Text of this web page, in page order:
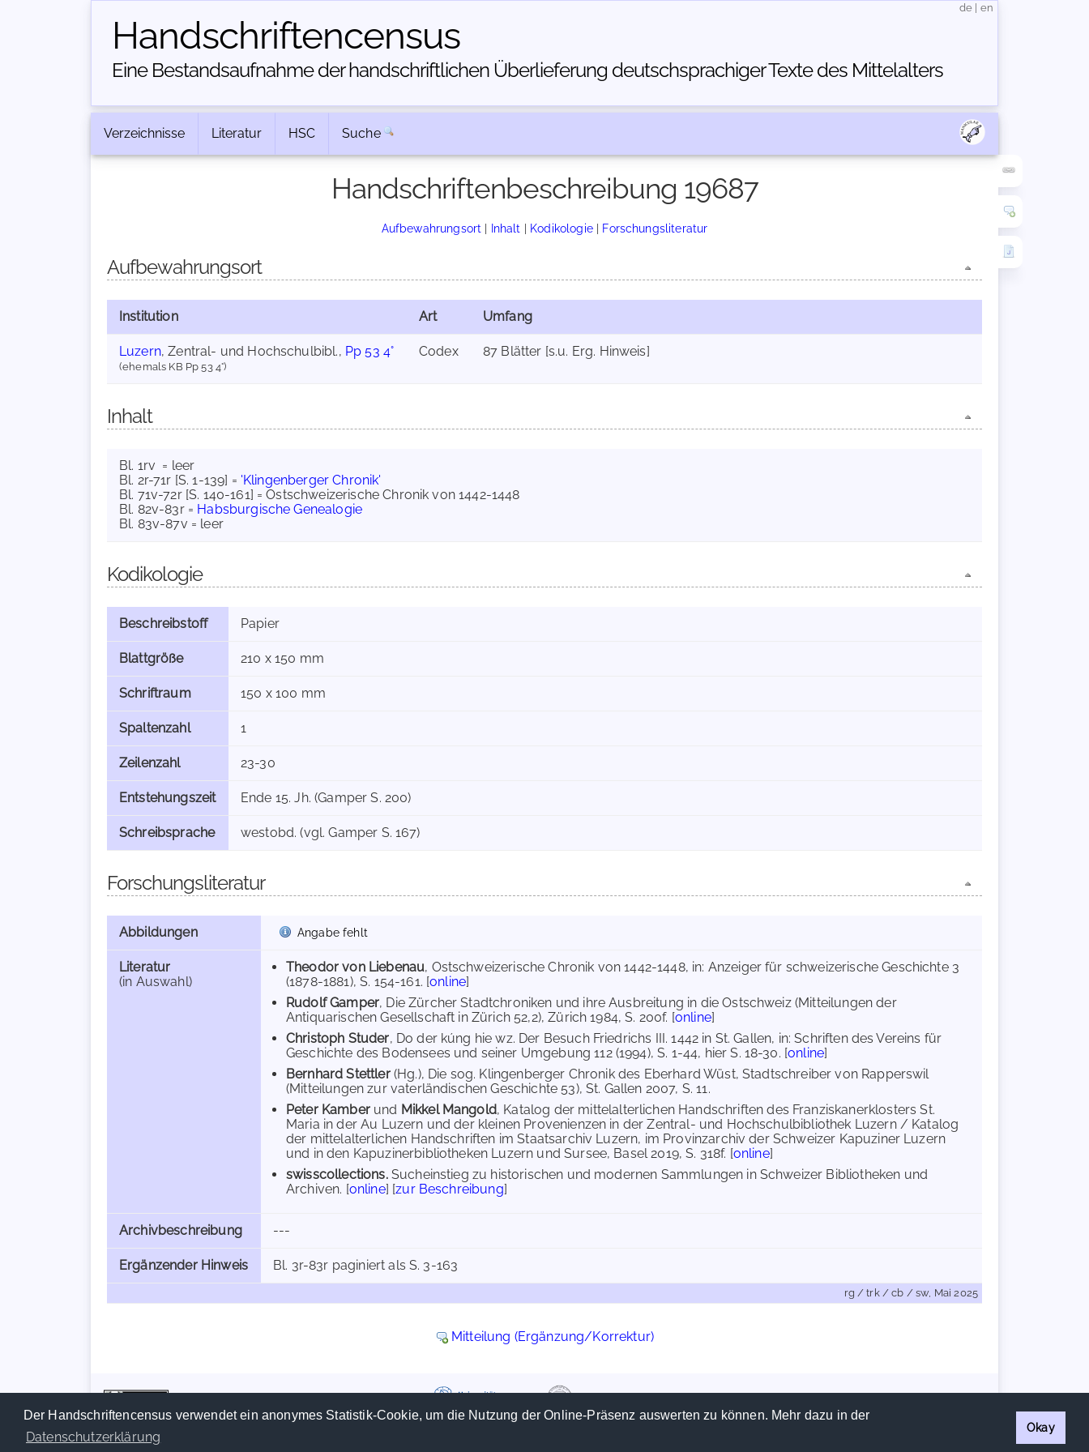
Der Handschriftencensus verwendet ein anonymes Statistik-Cookie, um die Nutzung der Online-Präsenz auswerten zu können. Mehr dazu in der
Datenschutzerklärung
Okay
Handschriften­census
Eine Bestandsaufnahme der handschriftlichen Über­lieferung deutschsprachiger Texte des Mittelalters
de en
Verzeichnisse Literatur HSC Suche
Handschriftenbeschreibung 19687
Aufbewahrungsort | Inhalt | Kodikologie| Forschungsliteratur
Aufbewahrungsort
Institution Art Umfang
Luzern, Zentral- und Hochschulbibl., Pp 53 4°
(ehemals KB Pp 53 4°)
Codex 87 Blätter [s.u. Erg. Hinweis]
Inhalt
Bl. 1rv = leer
Bl. 2r-71r [S. 1-139] = 'Klingenberger Chronik'
Bl. 71v-72r [S. 140-161] = Ostschweizerische Chronik von 1442-1448
Bl. 82v-83r = Habsburgische Genealogie
Bl. 83v-87v = leer
Kodikologie
Beschreibstoff Papier
Blattgröße 210 x 150 mm
Schriftraum 150 x 100 mm
Spaltenzahl 1
Zeilenzahl 23-30
Entstehungszeit Ende 15. Jh. (Gamper S. 200)
Schreibsprache westobd. (vgl. Gamper S. 167)
Forschungsliteratur
Abbildungen Angabe fehlt
Literatur
(in Auswahl)
Theodor von Liebenau, Ostschweizerische Chronik von 1442-1448, in: Anzeiger für schweizerische Geschichte 3
(1878-1881), S. 154-161. [online]
Rudolf Gamper, Die Zürcher Stadtchroniken und ihre Ausbreitung in die Ostschweiz (Mitteilungen der
Antiquarischen Gesellschaft in Zürich 52,2), Zürich 1984, S. 200f. [online]
Christoph Studer, Do der kúng hie wz. Der Besuch Friedrichs III. 1442 in St. Gallen, in: Schriften des Vereins für
Geschichte des Bodensees und seiner Umgebung 112 (1994), S. 1-44, hier S. 18-30. [online]
Bernhard Stettler (Hg.), Die sog. Klingenberger Chronik des Eberhard Wüst, Stadtschreiber von Rapperswil
(Mitteilungen zur vaterländischen Geschichte 53), St. Gallen 2007, S. 11.
Peter Kamberund Mikkel Mangold, Katalog der mittelalterlichen Handschriften des Franziskanerklosters St.
Maria in der Au Luzern und der kleinen Provenienzen in der Zentral- und Hochschulbibliothek Luzern / Katalog
der mittelalterlichen Handschriften im Staatsarchiv Luzern, im Provinzarchiv der Schweizer Kapuziner Luzern
und in den Kapuzinerbibliotheken Luzern und Sursee, Basel 2019, S. 318f. [online]
swisscollections.Sucheinstieg zu historischen und modernen Sammlungen in Schweizer Bibliotheken und
Archiven. [online] [zur Beschreibung]
Archivbeschreibung ---
Ergänzender Hinweis Bl. 3r-83r paginiert als S. 3-163
rg / trk / cb / sw, Mai 2025
Mitteilung (Ergänzung/Korrektur)